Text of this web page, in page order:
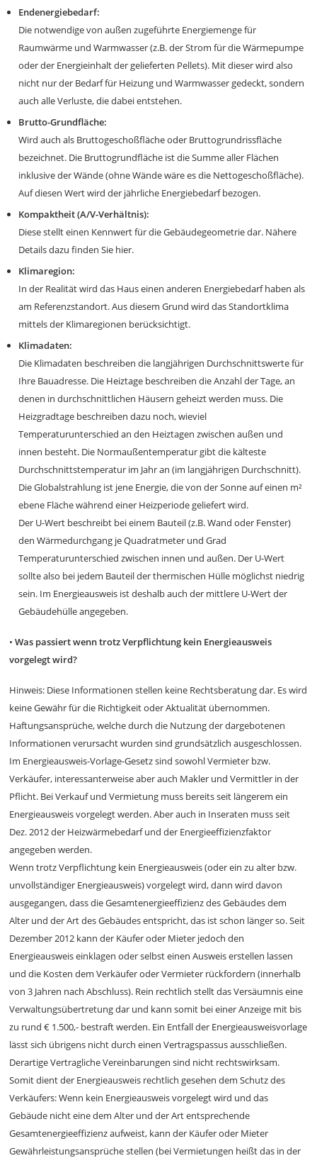
Endenergiebedarf:
Die notwendige von außen zugeführte Energiemenge für
Raumwärme und Warmwasser (z.B. der Strom für die Wärmepumpe
oder der Energieinhalt der gelieferten Pellets). Mit dieser wird also
nicht nur der Bedarf für Heizung und Warmwasser gedeckt, sondern
auch alle Verluste, die dabei entstehen.
Brutto-Grundfläche:
Wird auch als Bruttogeschoßfläche oder Bruttogrundrissfläche
bezeichnet. Die Bruttogrundfläche ist die Summe aller Flächen
inklusive der Wände (ohne Wände wäre es die Nettogeschoßfläche).
Auf diesen Wert wird der jährliche Energiebedarf bezogen.
Kompaktheit (A/V-Verhältnis):
Diese stellt einen Kennwert für die Gebäudegeometrie dar. Nähere
Details dazu finden Sie hier.
Klimaregion:
In der Realität wird das Haus einen anderen Energiebedarf haben als
am Referenzstandort. Aus diesem Grund wird das Standortklima
mittels der Klimaregionen berücksichtigt.
Klimadaten:
Die Klimadaten beschreiben die langjährigen Durchschnittswerte für
Ihre Bauadresse. Die Heiztage beschreiben die Anzahl der Tage, an
denen in durchschnittlichen Häusern geheizt werden muss. Die
Heizgradtage beschreiben dazu noch, wieviel
Temperaturunterschied an den Heiztagen zwischen außen und
innen besteht. Die Normaußentemperatur gibt die kälteste
Durchschnittstemperatur im Jahr an (im langjährigen Durchschnitt).
Die Globalstrahlung ist jene Energie, die von der Sonne auf einen m²
ebene Fläche während einer Heizperiode geliefert wird.
Der U-Wert beschreibt bei einem Bauteil (z.B. Wand oder Fenster)
den Wärmedurchgang je Quadratmeter und Grad
Temperaturunterschied zwischen innen und außen. Der U-Wert
sollte also bei jedem Bauteil der thermischen Hülle möglichst niedrig
sein. Im Energieausweis ist deshalb auch der mittlere U-Wert der
Gebäudehülle angegeben.
•Was passiert wenn trotz Verpflichtung kein Energieausweis
vorgelegt wird?
Hinweis: Diese Informationen stellen keine Rechtsberatung dar. Es wird
keine Gewähr für die Richtigkeit oder Aktualität übernommen.
Haftungsansprüche, welche durch die Nutzung der dargebotenen
Informationen verursacht wurden sind grundsätzlich ausgeschlossen.
Im Energieausweis-Vorlage-Gesetz sind sowohl Vermieter bzw.
Verkäufer, interessanterweise aber auch Makler und Vermittler in der
Pflicht. Bei Verkauf und Vermietung muss bereits seit längerem ein
Energieausweis vorgelegt werden. Aber auch in Inseraten muss seit
Dez. 2012 der Heizwärmebedarf und der Energieeffizienzfaktor
angegeben werden.
Wenn trotz Verpflichtung kein Energieausweis (oder ein zu alter bzw.
unvollständiger Energieausweis) vorgelegt wird, dann wird davon
ausgegangen, dass die Gesamtenergieeffizienz des Gebäudes dem
Alter und der Art des Gebäudes entspricht, das ist schon länger so. Seit
Dezember 2012 kann der Käufer oder Mieter jedoch den
Energieausweis einklagen oder selbst einen Ausweis erstellen lassen
und die Kosten dem Verkäufer oder Vermieter rückfordern (innerhalb
von 3 Jahren nach Abschluss). Rein rechtlich stellt das Versäumnis eine
Verwaltungsübertretung dar und kann somit bei einer Anzeige mit bis
zu rund € 1.500,- bestraft werden. Ein Entfall der Energieausweisvorlage
lässt sich übrigens nicht durch einen Vertragspassus ausschließen.
Derartige Vertragliche Vereinbarungen sind nicht rechtswirksam.
Somit dient der Energieausweis rechtlich gesehen dem Schutz des
Verkäufers: Wenn kein Energieausweis vorgelegt wird und das
Gebäude nicht eine dem Alter und der Art entsprechende
Gesamtenergieeffizienz aufweist, kann der Käufer oder Mieter
Gewährleistungsansprüche stellen (bei Vermietungen heißt das in der